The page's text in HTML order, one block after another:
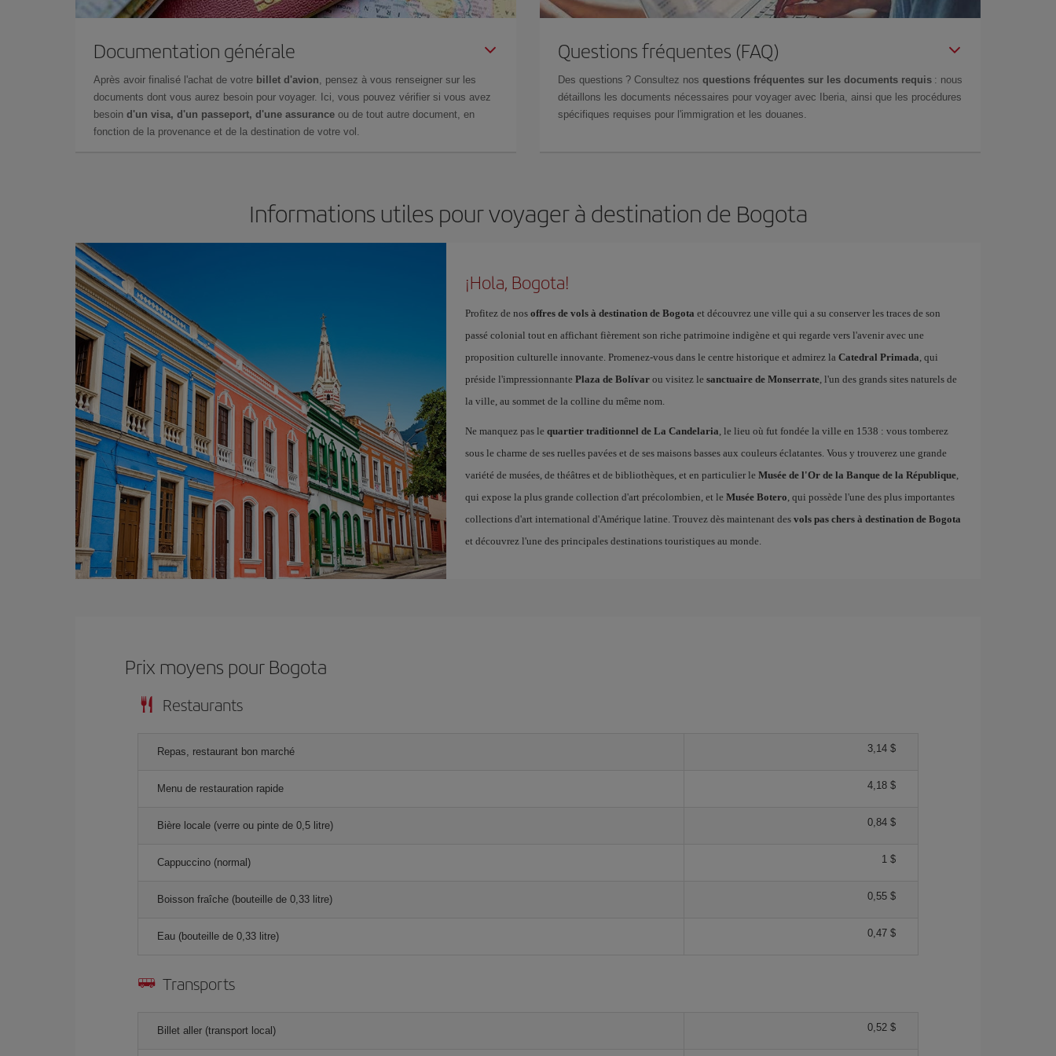
Documentation générale
Après avoir finalisé l'achat de votre billet d'avion, pensez à vous renseigner sur les
documents dont vous aurez besoin pour voyager. Ici, vous pouvez vérifier si vous avez
besoin d'un visa, d'un passeport, d'une assurance ou de tout autre document, en
fonction de la provenance et de la destination de votre vol.
Questions fréquentes (FAQ)
Des questions ? Consultez nos questions fréquentes sur les documents requis : nous
détaillons les documents nécessaires pour voyager avec Iberia, ainsi que les procédures
spécifiques requises pour l'immigration et les douanes.
Informations utiles pour voyager à destination de Bogota
¡Hola, Bogota!
Profitez de nos offres de vols à destination de Bogota et découvrez une ville qui a su conserver les traces de son
passé colonial tout en affichant fièrement son riche patrimoine indigène et qui regarde vers l'avenir avec une
proposition culturelle innovante. Promenez-vous dans le centre historique et admirez la Catedral Primada, qui
préside l'impressionnante Plaza de Bolívarou visitez le sanctuaire de Monserrate, l'un des grands sites naturels de
la ville, au sommet de la colline du même nom.
Ne manquez pas le quartier traditionnel de La Candelaria, le lieu où fut fondée la ville en 1538 : vous tomberez
sous le charme de ses ruelles pavées et de ses maisons basses aux couleurs éclatantes. Vous y trouverez une grande
variété de musées, de théâtres et de bibliothèques, et en particulier le Musée de l'Or de la Banque de la République,
qui expose la plus grande collection d'art précolombien, et le Musée Botero, qui possède l'une des plus importantes
collections d'art international d'Amérique latine. Trouvez dès maintenant des vols pas chers à destination de Bogota
et découvrez l'une des principales destinations touristiques au monde.
Prix ​​moyens pour Bogota
Restaurants
Repas, restaurant bon marché 3,14 $
Menu de restauration rapide 4,18 $
Bière locale (verre ou pinte de 0,5 litre) 0,84 $
Cappuccino (normal) 1 $
Boisson fraîche (bouteille de 0,33 litre) 0,55 $
Eau (bouteille de 0,33 litre) 0,47 $
Transports
Billet aller (transport local) 0,52 $